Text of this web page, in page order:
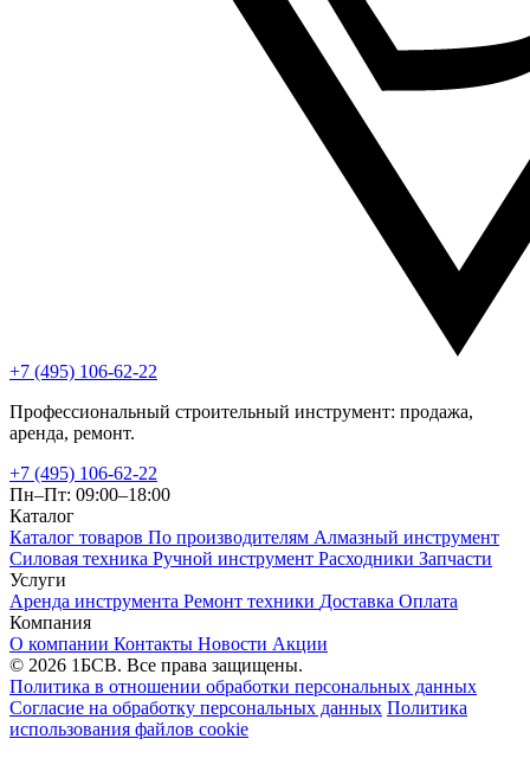
+7 (495) 106-62-22
Профессиональный строительный инструмент: продажа,
аренда, ремонт.
+7 (495) 106-62-22
Пн–Пт: 09:00–18:00
Каталог
Каталог товаров По производителям Алмазный инструмент
Силовая техника Ручной инструмент Расходники Запчасти
Услуги
Аренда инструмента Ремонт техники Доставка Оплата
Компания
О компании Контакты Новости Акции
© 2026 1БСВ. Все права защищены.
Политика в отношении обработки персональных данных
Согласие на обработку персональных данных Политика
использования файлов cookie